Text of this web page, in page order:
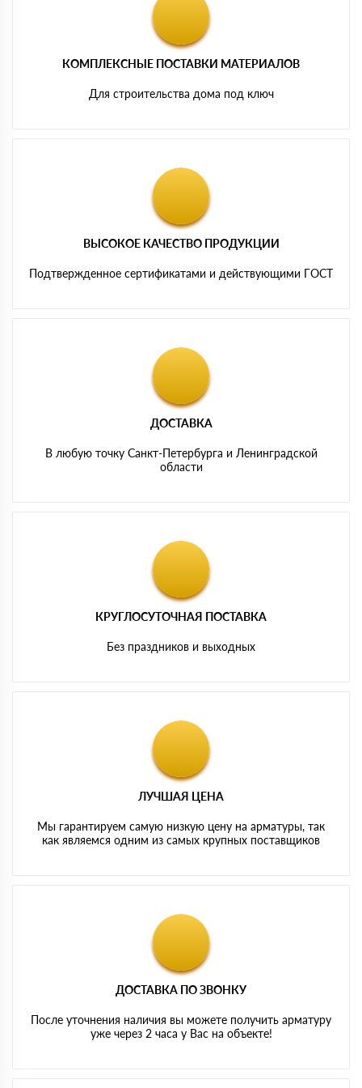
КОМПЛЕКСНЫЕ ПОСТАВКИ МАТЕРИАЛОВ
Для строительства дома под ключ
ВЫСОКОЕ КАЧЕСТВО ПРОДУКЦИИ
Подтвержденное сертификатами и действующими ГОСТ
ДОСТАВКА
В любую точку Санкт-Петербурга и Ленинградской
области
КРУГЛОСУТОЧНАЯ ПОСТАВКА
Без праздников и выходных
ЛУЧШАЯ ЦЕНА
Мы гарантируем самую низкую цену на арматуры, так
как являемся одним из самых крупных поставщиков
ДОСТАВКА ПО ЗВОНКУ
После уточнения наличия вы можете получить арматуру
уже через 2 часа у Вас на объекте!